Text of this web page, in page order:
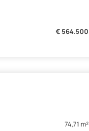
€ 564.500
74,71 m²